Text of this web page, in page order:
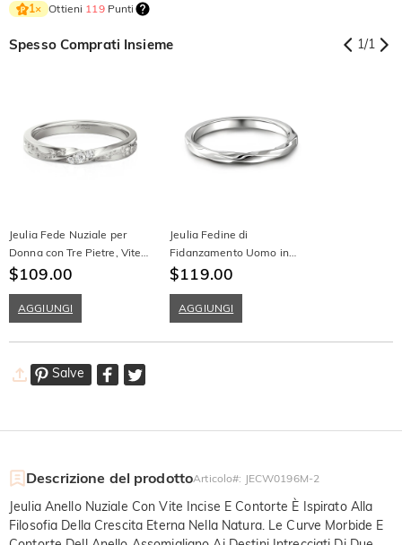
1× Ottieni 119Punti
Spesso Comprati Insieme 1/1
Jeulia Fede Nuziale per
Donna con Tre Pietre, Vite
Incisa e Incisione in Argento
$109.00
AGGIUNGI
Jeulia Fedine di
Fidanzamento Uomo in
Argento Sterling
$119.00
AGGIUNGI
Salve
Descrizione del prodottoArticolo#: JECW0196M-2
Jeulia Anello Nuziale Con Vite Incise E Contorte È Ispirato Alla
Filosofia Della Crescita Eterna Nella Natura. Le Curve Morbide E